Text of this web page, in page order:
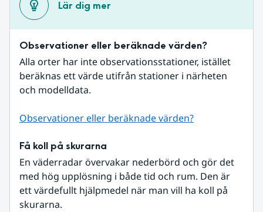
Lär dig mer
Observationer eller beräknade värden?
Alla orter har inte observationsstationer, istället
beräknas ett värde utifrån stationer i närheten
och modelldata.
Observationer eller beräknade värden?
Få koll på skurarna
En väderradar övervakar nederbörd och gör det
med hög upplösning i både tid och rum. Den är
ett värdefullt hjälpmedel när man vill ha koll på
skurarna.